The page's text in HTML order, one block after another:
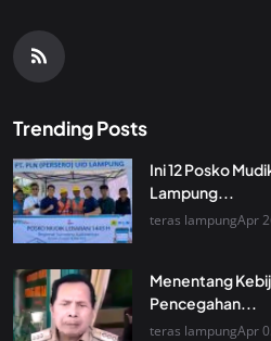
Trending Posts
Ini 12 Posko
Lampung...
teras lampungApr
Menentang
Pencegahan...
teras lampungApr